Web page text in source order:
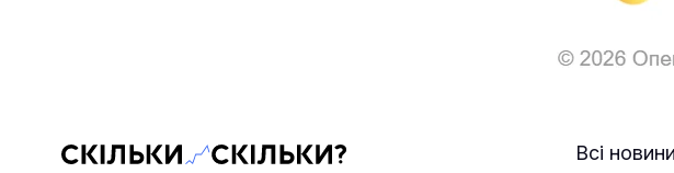
Скільки-скільки? — Медіа про суспільні дані Всі новини